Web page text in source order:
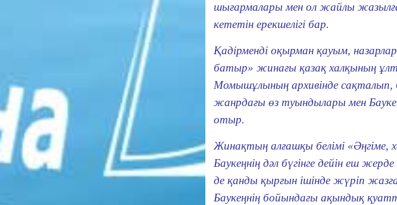
шығармалары мен ол жайлы
кететін ерекшелігі бар.
Қадірменді оқырман қауым,
батыр» жинағы қазақ халқының
Момышұлының архивінде сақталып,
жанрдағы өз туындылары мен
отыр.
Жинақтың алғашқы белімі «Әңгіме,
Баукеңнің дәл бүгінге дейін еш
де қанды қырғын ішінде жүріп
Баукеңнің бойындағы ақындық